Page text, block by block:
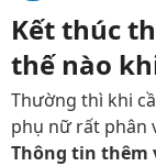
Kết thúc
thế nào
Thường thì khi
phụ nữ rất phân
Thông tin thêm